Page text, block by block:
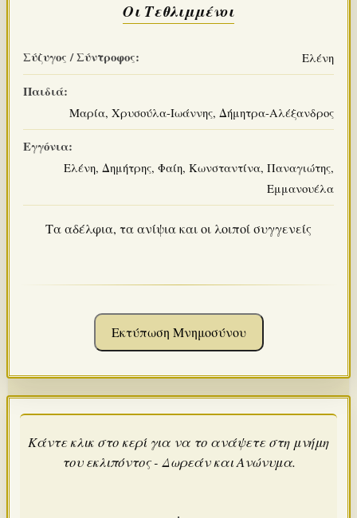
Οι Τεθλιμμένοι
Σύζυγος / Σύντροφος: Ελένη
Παιδιά:
Μαρία, Χρυσούλα-Ιωάννης, Δήμητρα-Αλέξανδρος
Εγγόνια:
Ελένη, Δημήτρης, Φαίη, Κωνσταντίνα, Παναγιώτης,
Εμμανουέλα
Τα αδέλφια, τα ανίψια και οι λοιποί συγγενείς
Εκτύπωση Μνημοσύνου
Κάντε κλικ στο κερί για να το ανάψετε στη μνήμη
του εκλιπόντος - Δωρεάν και Ανώνυμα.